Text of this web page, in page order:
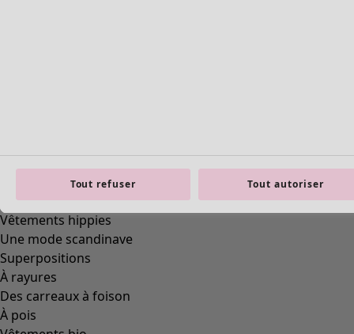
Grandes Tailles
À fleurs
Vêtements hippies
Une mode scandinave
Superpositions
À rayures
Des carreaux à foison
À pois
Tout refuser Tout autoriser